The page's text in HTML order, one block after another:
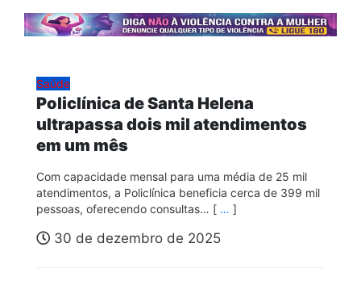
Saúde
Policlínica de Santa Helena
ultrapassa dois mil atendimentos
em um mês
Com capacidade mensal para uma média de 25 mil
atendimentos, a Policlínica beneficia cerca de 399 mil
pessoas, oferecendo consultas… [ … ]
30 de dezembro de 2025